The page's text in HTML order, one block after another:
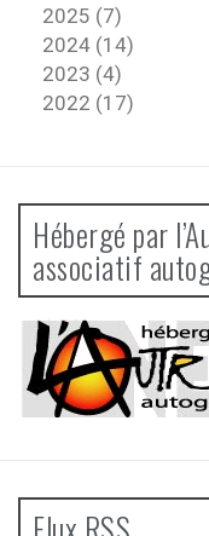
2025 (7)
2024 (14)
2023 (4)
2022 (17)
Hébergé par
associatif